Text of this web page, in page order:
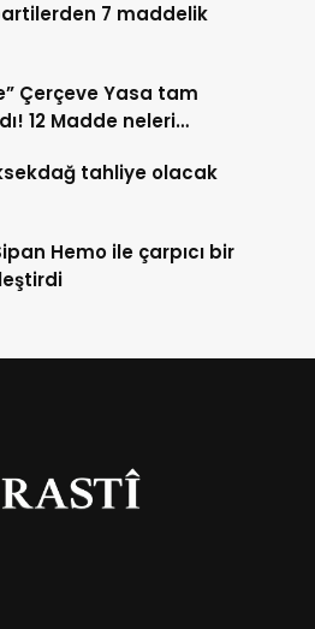
7 maddelik
Çerçeve Yasa tam
12 Madde neleri
tahliye olacak
Hemo ile çarpıcı bir